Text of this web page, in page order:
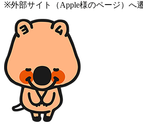
※外部サイト（Apple様のページ）へ